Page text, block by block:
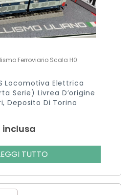
Ferroviario Scala H0
Locomotiva Elettrica
Serie) Livrea D’origine
Deposito Di Torino
inclusa
TUTTO